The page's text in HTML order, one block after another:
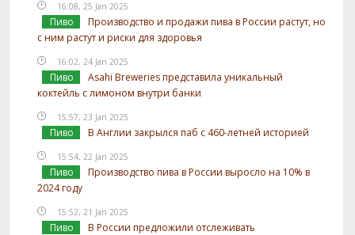
16:08, 25 Jan 2025
Пиво
Производство и продажи пива в России растут, но
с ним растут и риски для здоровья
16:02, 24 Jan 2025
Пиво
Asahi Breweries представила уникальный
коктейль с лимоном внутри банки
15:57, 23 Jan 2025
Пиво В Англии закрылся паб с 460-летней историей
15:54, 22 Jan 2025
Пиво
Производство пива в России выросло на 10% в
2024 году
15:52, 21 Jan 2025
Пиво
В России предложили отслеживать